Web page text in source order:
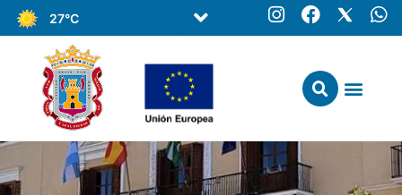
27°C